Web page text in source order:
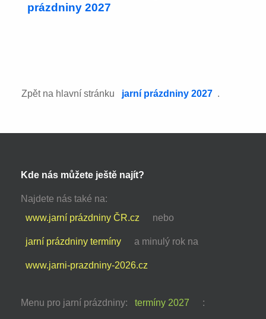
prázdniny 2027
Zpět na hlavní stránku jarní prázdniny 2027 .
Kde nás můžete ještě najít?
Najdete nás také na:
www.jarní prázdniny ČR.cz
nebo
jarní prázdniny termíny a minulý rok na
www.jarni-prazdniny-2026.cz
Menu pro jarní prázdniny: termíny 2027 :